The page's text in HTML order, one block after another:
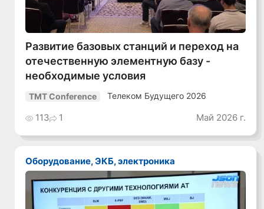
Развитие базовых станций и переход на
отечественную элементную базу -
необходимые условия
TMT Conference Телеком Будущего 2026
113 1 Май 2026 г.
Оборудование, ЭКБ, электроника